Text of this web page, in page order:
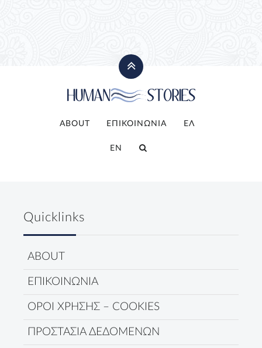
ABOUT ΕΠΙΚΟΙΝΩΝΙΑ ΕΛ
EN
Quicklinks
ABOUT
ΕΠΙΚΟΙΝΩΝΙΑ
ΟΡΟΙ ΧΡΗΣΗΣ – COOKIES
ΠΡΟΣΤΑΣΙΑ ΔΕΔΟΜΕΝΩΝ